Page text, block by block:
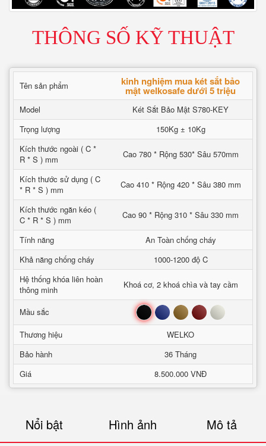
THÔNG SỐ KỸ THUẬT
Tên sản phẩm kinh nghiệm mua két sắt bảo
mật welkosafe dưới 5 triệu
Model
Két Sắt Bảo Mật S780-KEY
Trọng lượng
150Kg ± 10Kg
Kích thước ngoài ( C *
R * S ) mm
Cao 780 * Rộng 530* Sâu 570mm
Kích thước sử dụng ( C
* R * S ) mm
Cao 410 * Rộng 420 * Sâu 380 mm
Kích thước ngăn kéo (
C * R * S ) mm
Cao 90 * Rộng 310 * Sâu 330 mm
Tính năng
An Toàn chống cháy
Khả năng chống cháy
1000-1200 độ C
Hệ thống khóa liên hoàn
thông minh
Khoá cơ, 2 khoá chìa và tay cầm
Mầu sắc Đen Xanh Nâu Đỏ Trắng
Thương hiệu
WELKO
Bảo hành
36 Tháng
Giá
8.500.000 VNĐ
Nổi bật Hình ảnh Mô tả